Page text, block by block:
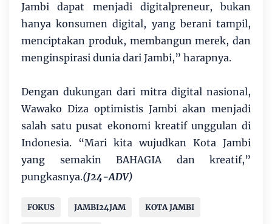
Jambi dapat menjadi digitalpreneur, bukan
hanya konsumen digital, yang berani tampil,
menciptakan produk, membangun merek, dan
menginspirasi dunia dari Jambi,” harapnya.
​Dengan dukungan dari mitra digital nasional,
Wawako Diza optimistis Jambi akan menjadi
salah satu pusat ekonomi kreatif unggulan di
Indonesia. “Mari kita wujudkan Kota Jambi
yang semakin BAHAGIA dan kreatif,”
pungkasnya.(J24-ADV)
FOKUS JAMBI24JAM KOTA JAMBI